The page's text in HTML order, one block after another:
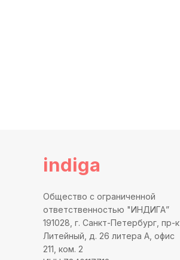
indiga
Общество с ограниченной
ответственностью "ИНДИГА”
191028, г. Санкт-Петербург, пр-
Литейный, д. 26 литера А, офис
211, ком. 2